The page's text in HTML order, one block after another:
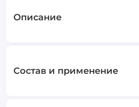
Описание
Состав и применение